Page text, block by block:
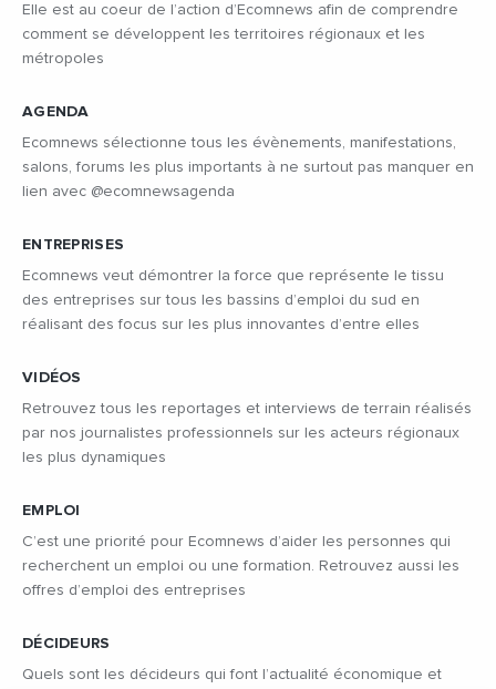
Elle est au coeur de l’action d’Ecomnews afin de comprendre
comment se développent les territoires régionaux et les
métropoles
AGENDA
Ecomnews sélectionne tous les évènements, manifestations,
salons, forums les plus importants à ne surtout pas manquer en
lien avec @ecomnewsagenda
ENTREPRISES
Ecomnews veut démontrer la force que représente le tissu
des entreprises sur tous les bassins d’emploi du sud en
réalisant des focus sur les plus innovantes d’entre elles
VIDÉOS
Retrouvez tous les reportages et interviews de terrain réalisés
par nos journalistes professionnels sur les acteurs régionaux
les plus dynamiques
EMPLOI
C’est une priorité pour Ecomnews d’aider les personnes qui
recherchent un emploi ou une formation. Retrouvez aussi les
offres d’emploi des entreprises
DÉCIDEURS
Quels sont les décideurs qui font l’actualité économique et